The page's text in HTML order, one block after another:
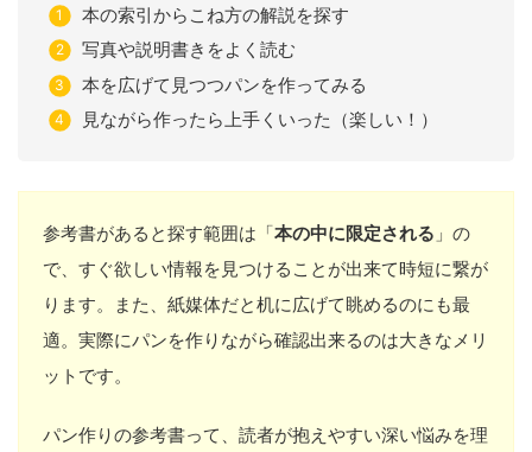
本の索引からこね方の解説を探す
写真や説明書きをよく読む
本を広げて見つつパンを作ってみる
見ながら作ったら上手くいった（楽しい！）
参考書があると探す範囲は「本の中に限定される 」の
で、すぐ欲しい情報を見つけることが出来て時短に繋が
ります。また、紙媒体だと机に広げて眺めるのにも最
適。実際にパンを作りながら確認出来るのは大きなメリ
ットです。
パン作りの参考書って、読者が抱えやすい深い悩みを理